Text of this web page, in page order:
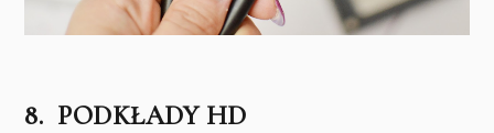
8. PODKŁADY HD